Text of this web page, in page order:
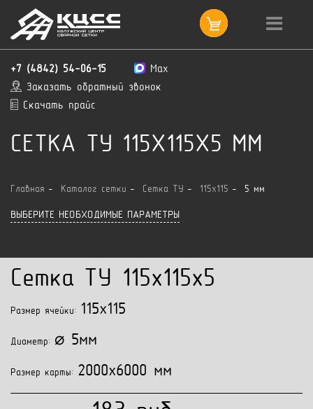
+7 (4842) 54-06-15
Max
Заказать обратный звонок
Скачать прайс
СЕТКА ТУ 115X115X5 ММ
Главная Каталог сетки Сетка ТУ 115x115 5 мм
ВЫБЕРИТЕ НЕОБХОДИМЫЕ ПАРАМЕТРЫ
Сетка ТУ 115x115x5
Размер ячейки: 115x115
Диаметр: ⌀ 5мм
Размер карты: 2000x6000 мм